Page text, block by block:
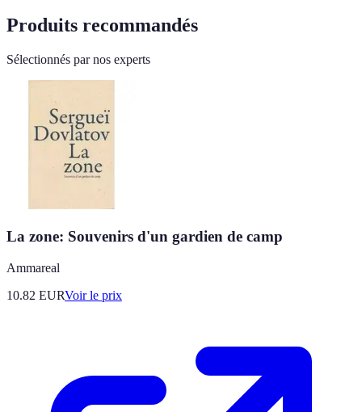
Produits recommandés
Sélectionnés par nos experts
La zone: Souvenirs d'un gardien de camp
Ammareal
10.82 EURVoir le prix